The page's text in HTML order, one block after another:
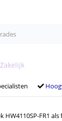
Zakelijk
HW4110SP-FR1